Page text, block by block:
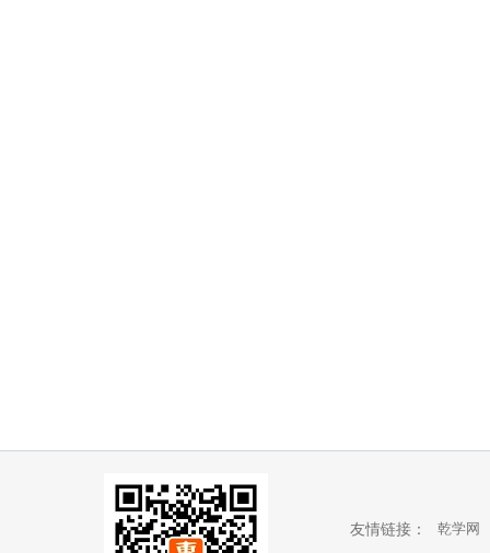
友情链接： 乾学网